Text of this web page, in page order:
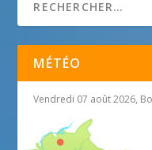
MÉTÉO
Vendredi 07 août 2026,